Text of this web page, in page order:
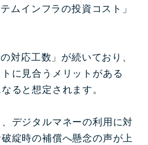
ムインフラの投資コスト」
対応工数」が続いており、
に見合うメリットがある
ると想定されます。
デジタルマネーの利用に対
綻時の補償へ懸念の声が上